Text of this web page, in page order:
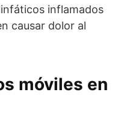
inflamados
causar dolor al
móviles en